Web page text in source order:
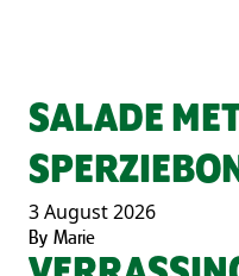
SALADE
3 August 2026
By Marie